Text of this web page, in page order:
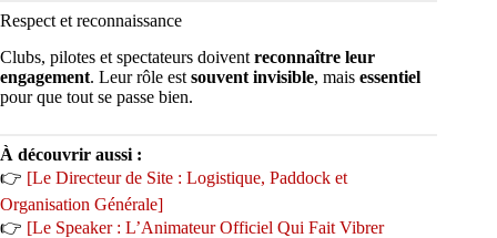
Respect et reconnaissance
Clubs, pilotes et spectateurs doivent reconnaître leur
engagement. Leur rôle est souvent invisible, mais essentiel
pour que tout se passe bien.
À découvrir aussi :
👉 [Le Directeur de Site : Logistique, Paddock et
Organisation Générale]
👉 [Le Speaker : L’Animateur Officiel Qui Fait Vibrer